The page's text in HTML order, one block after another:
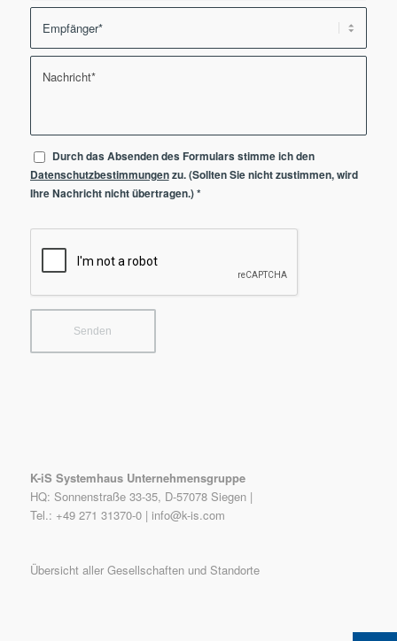
Durch das Absenden des Formulars stimme ich den
Datenschutzbestimmungenzu. (Sollten Sie nicht zustimmen, wird
Ihre Nachricht nicht übertragen.)*
K-iS Systemhaus Unternehmensgruppe
HQ: Sonnenstraße 33-35, D-57078 Siegen |
Tel.: +49 271 31370-0 | info@k-is.com
Übersicht aller Gesellschaften und Standorte